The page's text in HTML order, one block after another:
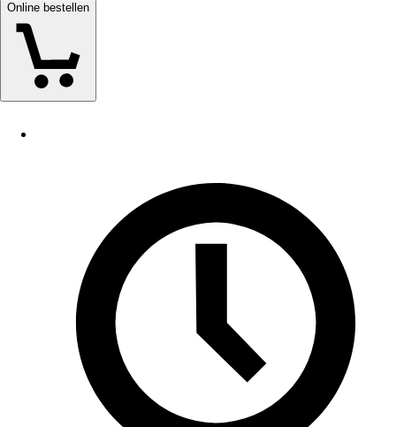
Online bestellen